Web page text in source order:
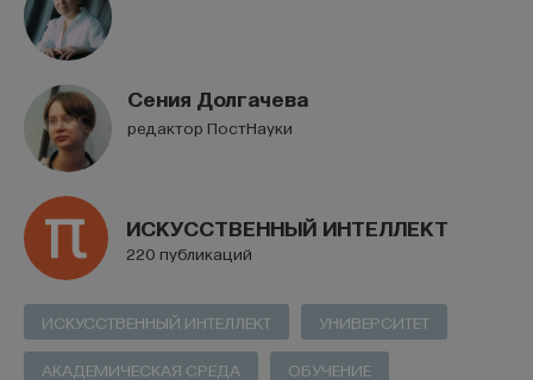
Сения Долгачева
редактор ПостНауки
ИСКУССТВЕННЫЙ ИНТЕЛЛЕКТ
220 публикаций
ИСКУССТВЕННЫЙ ИНТЕЛЛЕКТ УНИВЕРСИТЕТ
АКАДЕМИЧЕСКАЯ СРЕДА ОБУЧЕНИЕ